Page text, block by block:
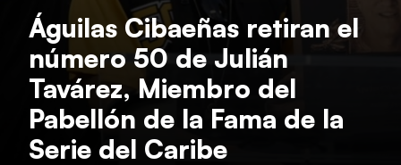
Águilas Cibaeñas retiran el
número 50 de Julián
Tavárez, Miembro del
Pabellón de la Fama de la
Serie del Caribe